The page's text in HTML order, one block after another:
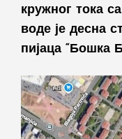
кружног тока
воде је десна
пијаца “Бошка